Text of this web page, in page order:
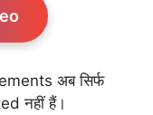
अब सिर्फ
नहीं हैं।